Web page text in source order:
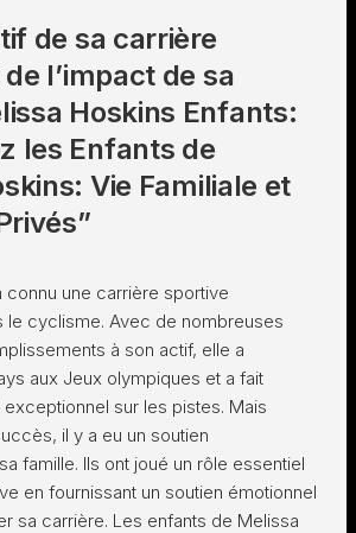
de sa carrière
l’impact de sa
Hoskins Enfants:
les Enfants de
Vie Familiale et
connu une carrière sportive
le cyclisme. Avec de nombreuses
à son actif, elle a
aux Jeux olympiques et a fait
exceptionnel sur les pistes. Mais
il y a eu un soutien
famille. Ils ont joué un rôle essentiel
en fournissant un soutien émotionnel
sa carrière. Les enfants de Melissa